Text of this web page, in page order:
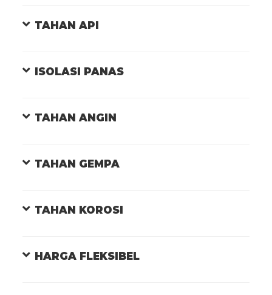
TAHAN API
ISOLASI PANAS
TAHAN ANGIN
TAHAN GEMPA
TAHAN KOROSI
HARGA FLEKSIBEL